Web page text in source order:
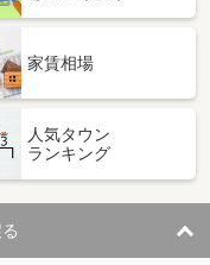
家賃相場
人気タウン
ランキング